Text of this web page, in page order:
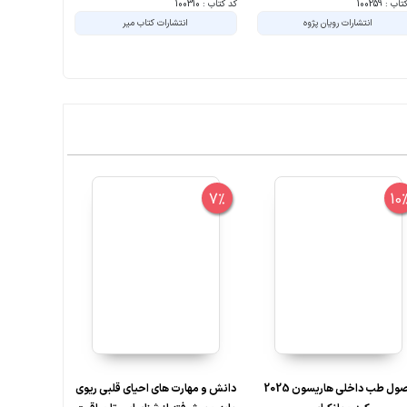
: 100259
انتشارات رویان پژوه
کد کتاب : 100310
انتشارات کتاب میر
10%
اصول طب داخلی هاریسون 2025
7%
دانش و مهارت های احیای قلبی ریوی